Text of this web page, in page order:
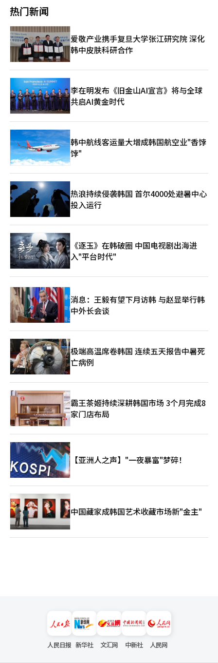
在更深层次风险。正如中央银行不断干预市场往往意味着问题更加
严重一样，如果最终泡沫破裂，其冲击也可能更加剧烈。
跌幅更达38%。据韩国投资证券分析，截至27日，87.2万名三星
比例更高达57%。随着28日股价进一步急跌，预计亏损投资者比
例还将继续攀升。 更值得关注的是杠杆投资带来的风险。以军人
李先生为例，他通过杠杆操作，一度将服役期间积攒的2000万韩
元增值至3亿韩元。然而，随着近期股市剧烈震荡，他不仅赔光了
国股市这轮前所未有的剧烈波动提出批评。路透社日前报道称，韩
国投资者通过杠杆方式向本国人工智能企业投入数十亿美元，令这
个一度被视为全球经济增长风向标的股票市场逐渐异化为“赌
场”，监管部门和投资者目前均陷入困惑。报道还指出，尽管韩国
金融监管部门已宣布多项应对措施，但相关政策仍未触及引发异常
震荡的根本原因，因而被批评为反应迟缓的“事后补救”。 专家
则提醒个人投资者，在市场波动加剧的环境下应更加审慎地作出投
资决策。韩国世宗大学经营学教授金大钟（音）分析称，近期股市
接连暴跌，已不只是一般意义上的技术性调整，更反映出投资者信
心的快速降温。从历史经验看，市场大幅回调后往往会以优质企业
为中心逐步进入修复阶段，与其被过度恐慌情绪裹挟，不如立足企
晳则指出，近年来部分年轻人对股票、虚拟资产等高风险投资及金
融机构贷款的风险认识不足，随着投资者低龄化趋势日益明显，政
策层面不仅应加强对借贷炒股和杠杆投资的监管，还应在学校、军
队等场所同步开展相关金融教育。
投资减少和就业下降的担忧也随之而来。 旅游振兴开发基金的提
负担比例并不是统一适用于所有销售额，而是根据销售规模进行差
别适用的递进方式。然而，由于每个经营场所的收益结构、投资规
模和借款规模不同，实际负担可能会有很大差异。因此，政策设计
时不仅要考虑销售增长，还需综合考虑营业利润、投资能力、外汇
获取效果和就业贡献等因素。 更大的变量是时间。 到2030年，日
本大阪的综合度假村开业时，东北亚赌场市场的竞争格局可能会发
生重大变化。全球知名运营商和拥有大型酒店、国际会议中心、购
物和文化设施的新竞争者将出现。韩国赌场行业在讨论制度改革的
同时，也必须准备迎接更激烈的竞争。 因此，政策方向必须明
确。监管是必要的，但不应削弱竞争力。 如果引入更新许可制
度，必须明确审查标准和取消理由，以便经营者能够在可预见的环
境中进行投资。同时，也需要客观标准，以尽量减少评估者的主观
判断。对于新投资的经营场所，也应考虑给予足够的过渡期。 如
果调整基金负担，使用方向也必须明确。赌场征收的资金应实质性
地用于旅游基础设施的扩展、专业人才的培养、责任博彩的预防，
进地方旅游的经营者，也应给予合理的激励措施。 业界也不能忽
视变革的必要性。经营透明度、内部控制的加强和责任博彩系统的
建立是行业赢得公众信任的基本条件，无论监管与否，单纯要求减
轻负担的诉求难以获得说服力。 此次讨论并不是选择加强监管还
是保护行业的问题，而是如何在提升行业信任的同时保持竞争力的
过程。政府不应仅强调公共性而忽视行业现实，业界也不应仅以生
存为理由拒绝变革。 在2030年大阪综合度假村开业的前夕，韩国
赌场行业所需的不是区分胜负的政策，而是政府与业界共同提升竞
争力的制度。良好的监管应是帮助行业更长久、更健康发展的监
管，而不是抑制行业的监管。※ 本报道经人工智能（AI）系统翻译
言，接着是指定讨论和现场问答。 当天讨论的核心议题包括：△
五年周期的许可更新制度引入 △控股股东变更及转让、受让的事
前许可制度 △旅游振兴开发基金负担率调整及最高累进区间
（15%）的设立等。 ◆ 政府与学界：需要提高公共性与透明度的
制度改善 赵桂源议员表示：“并不是要抑制赌场产业，而是希望
为健康和透明的增长奠定制度基础。”他强调：“必须建立旅游产
业与赌场产业共同成长的结构。”他还补充道：“旅游振兴开发基
金也应确保可持续的资金来源，以便有效推动旅游产业的发展。”
发言的李在锡教授介绍了美国内华达州、澳门、新加坡和日本的案
例，指出：“海外主要赌场运营国通过业务权的更新、严格的所有
权管理和专业监管机构来同时确保产业的竞争力和公共性。”他还
提到：“自1995年纳入旅游振兴法以来，外籍赌场的整体收入增
长了10.3倍，但制度仍停留在30年前的标准。”他强调：“有必要
育观光部计划协调室长权京相表示：“过去在更新许可制度运行期
间，围绕许可产生了各种副作用的经验。”他指出：“如果引入，
必须制定充分的过渡规定和明确的标准。”他还建议：“应在制度
上区分内国人可入内的江原乐园与外国人专用赌场，基金负担率也
应考虑经营者的负担能力，以减少投资者与国家之间的诉讼等不必
要的争端。”此外，他还提议制定与旅游振兴法分开的独立《赌场
产业法》和设立专业管理委员会。 文化体育观光部赌场产业政策
团队长李明珍表示：“主要赌场运营国定期检查经营者是否持续满
足许可条件。”她解释道：“更新许可制度的目的是为了将陈旧的
制度与国际标准对接。” 文化体育观光部融合旅游科长金娜娜也
强调：“旅游振兴开发基金负担率的调整也将充分考虑行业的特殊
性和经营条件，在实施令的制定过程中与行业持续协商推进。”
◆ 专家：需并行精细的制度设计与支持措施 专家们在对制度改善
方向表示认同的同时，也一致认为细节设计和现实对策的制定至关
重要。 崔永培加川大学教授表示：“更新许可制度和转让、受让
的事前许可制度是考虑到有限业务权的公共性是必要的。”但他同
和负担能力后决定。”他还建议：“应建立一个将筹集的资金再投
资于赌场产业的结构，并持续管理的专业组织和人员。” 金在浩
仁荷工大学教授强调：“赌场产业的社会认知改善和投资环境的营
造政策应同时推进。”他指出：“规制与支持应保持平衡。” 方
极奉延世大学教授表示：“赌场作为特许性质的业务，定期检查合
格性引入更新许可制度和事前许可制度是可以充分考虑的。”他认
为：“从法律上看，这也是合理的制度。” 韩德焕济州岛旅游产
业科长表示：“济州岛通过制定条例和运营专业组织加强了管理与
监督体系。”他指出：“如果推进基金负担的扩大，必须同时制定
加强产业竞争力和改善劳动环境等支持措施。” 郑光敏韩国文化
观光研究院研究员表示：“现行的累进基金体系设定于30年前，未
能充分反映高度产业增长的局限。”他强调：“随着2030年代日
本大阪综合度假区的开业等东北亚竞争的加剧，必须合理重新设计
基金体系，创造有利于赌场产业发展的良性循环结构。” ◆ 行
业：应反映外国人专用赌场的经营现实 相反，行业方面担忧未考
虑外国人专用赌场经营环境的制度改革可能会对投资和就业造成负
担。 崔成旭韩国赌场业观光协会会长表示：“外国人专用赌场在
疫情后恢复过程中，金融负担和初期投资成本仍然很大。”他强
调：“将内国人可入内的海外赌场与之进行同等标准比较并不合
适。” 在现场提问中，英斯派尔综合度假村的相关人士表
示：“根据政府的招标条件，我们投资了超过1.93万亿韩元，未来
还计划进行追加投资。”他指出：“年金融成本高达1200亿韩
元，且仍在持续大规模亏损的情况下，如果基金负担大幅增加，将
对追加投资和就业维持产生影响。” ※ 本报道经人工智能（AI）
系统翻译与编辑。
热门新闻
爱敬产业携手复旦大学张江研究院 深化
韩中皮肤科研合作
李在明发布《旧金山AI宣言》将与全球
共启AI黄金时代
韩中航线客运量大增成韩国航空业"香饽
饽"
热浪持续侵袭韩国 首尔4000处避暑中心
投入运行
《逐玉》在韩破圈 中国电视剧出海进
入"平台时代"
消息：王毅有望下月访韩 与赵显举行韩
中外长会谈
极端高温席卷韩国 连续五天报告中暑死
亡病例
霸王茶姬持续深耕韩国市场 3个月完成8
家门店布局
【亚洲人之声】"一夜暴富"梦碎！
中国藏家成韩国艺术收藏市场新"金主"
人民日报 新华社 文汇网 中新社 人民网